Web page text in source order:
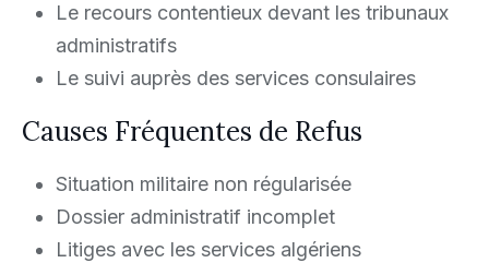
Le recours contentieux devant les tribunaux
administratifs
Le suivi auprès des services consulaires
Causes Fréquentes de Refus
Situation militaire non régularisée
Dossier administratif incomplet
Litiges avec les services algériens